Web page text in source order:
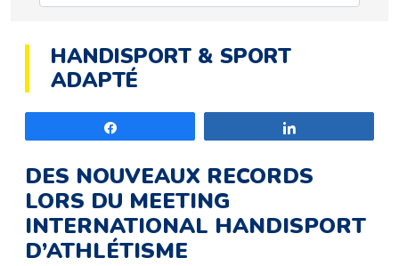
HANDISPORT & SPORT
ADAPTÉ
DES NOUVEAUX RECORDS
LORS DU MEETING
INTERNATIONAL HANDISPORT
D’ATHLÉTISME